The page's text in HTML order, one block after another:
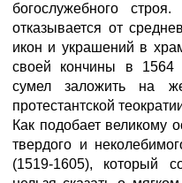
богослужебного
отказывается от
икон и украшений в
своей кончины в
сумел заложить на
протестантской
Как подобает великому
твердого и
(1519-1605), который